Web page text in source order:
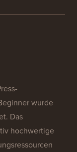
wurde
Das
hochwertige